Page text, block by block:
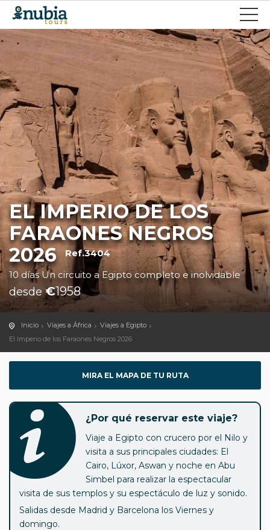
EL IMPERIO DE LOS
FARAONES NEGROS
2026
Ref.3404
10 días Un circuito a Egipto completo e inolvidable
desde€1958
Inicio Viajes a África
Viajes a Egipto
El Imperio de los Faraones Negros 2026
MIRA EL MAPA DE TU RUTA
¿Por qué reservar este viaje?
Viaje a Egipto con crucero por el Nilo y
visita a sus principales ciudades: El
Cairo, Lúxor, Aswan y noche en Abu
Simbel para realizar la espectacular
visita de sus templos y su espectáculo de luz y sonido.
Salidas desde Madrid y Barcelona los Viernes y
domingo.